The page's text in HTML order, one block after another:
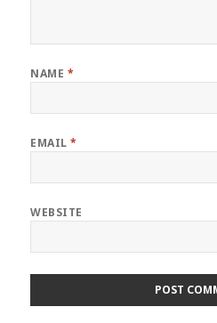
NAME *
EMAIL*
WEBSITE